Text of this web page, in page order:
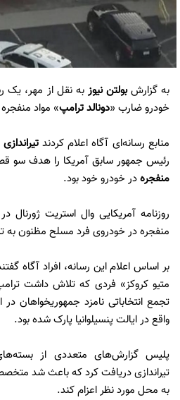
به گزارشبولتن نیوز به نقل از مهر، یک
خودرو ضارب «دونالد ترامپ» مواد
منابع رسانه‌ای آگاه اعلام کردندتیراندازی
رئیس جمهور سابق آمریکا را هدف سو قصد
منفجرهدر خودرو خود بود.
روزنامه آمریکایی وال استریت
منفجره در خودروی فرد مسلح مظنون به
بر اساس اعلام این رسانه، افراد آگاه
متیو کروکز» فردی که تلاش داشت
واقع در ایالت پنسیلوانیا پارک شده بود.
پلیس گزارش‌های متعددی از
تیراندازی دریافت کرد که باعث شد
به محل مورد نظر اعزام کند.